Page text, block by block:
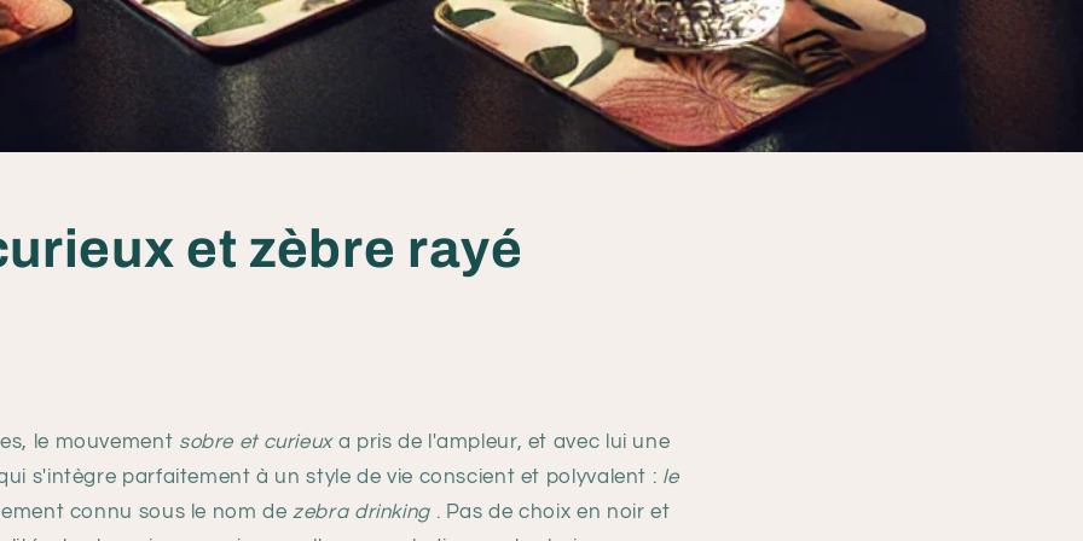
et zèbre rayé
le mouvement sobre et curieuxa pris de l'ampleur, et avec lui une
s'intègre parfaitement à un style de vie conscient et polyvalent : le
connu sous le nom dezebra drinking. Pas de choix en noir et